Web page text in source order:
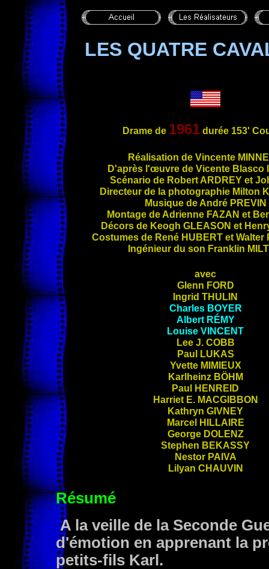
LES QUATRE
Drame de 1961durée 153'
Réalisation de Vincente
D'après l'œuvre de Vicente Blasco
Scénario de Robert ARDREYet
Directeur de la photographie Milton
Musique de André PREVIN
Montage de Adrienne FAZAN et
Décors de Keogh GLEASON et
Costumes de René HUBERTet Walter
Ingénieur du son Franklin
avec
Glenn FORD
Ingrid THULIN
Charles BOYER
Albert RÉMY
Louise VINCENT
Lee J. COBB
Paul LUKAS
Yvette MIMIEUX
Karlheinz BÖHM
Paul HENREID
Harriet E. MACGIBBON
Kathryn GIVNEY
Marcel HILLAIRE
George DOLENZ
Stephen BEKASSY
Nestor PAIVA
Lilyan CHAUVIN
Résumé
A la veille de la Seconde
d'émotion en apprenant la
petits-fils Karl.